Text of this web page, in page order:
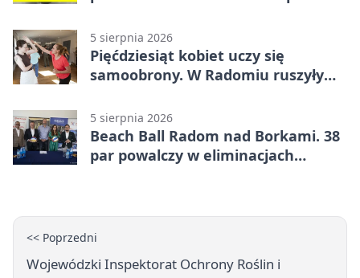
5 sierpnia 2026
Pięćdziesiąt kobiet uczy się
samoobrony. W Radomiu ruszyły
5 sierpnia 2026
Beach Ball Radom nad Borkami. 38
par powalczy w eliminacjach
<< Poprzedni
Wojewódzki Inspektorat Ochrony Roślin i